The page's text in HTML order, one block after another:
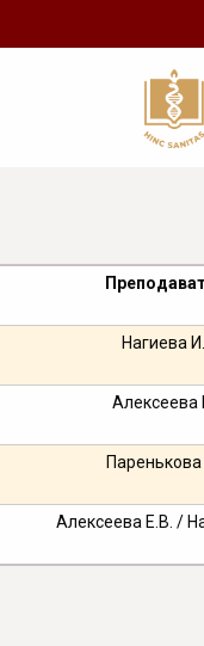
Нагиева
Алексеева
Паренькова
Алексеева Е.В. /